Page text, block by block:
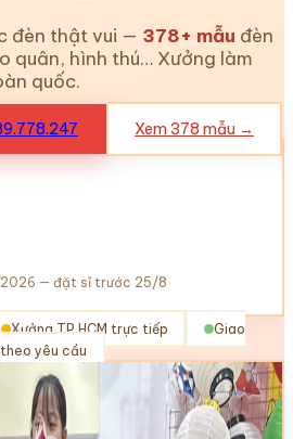
đèn thật vui — 378+ mẫu đèn
quân, hình thú… Xưởng làm
quốc.
Xem 378 mẫu →
2026 — đặt sỉ trước 25/8
Xưởng TP.HCM trực tiếp
Giao
theo yêu cầu